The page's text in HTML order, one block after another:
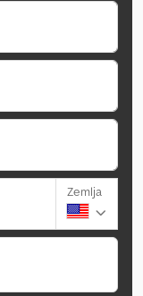
Zemlja